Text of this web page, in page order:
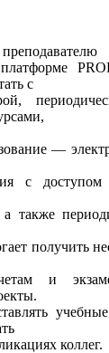
с
—
с
также
получить
и
коллег.